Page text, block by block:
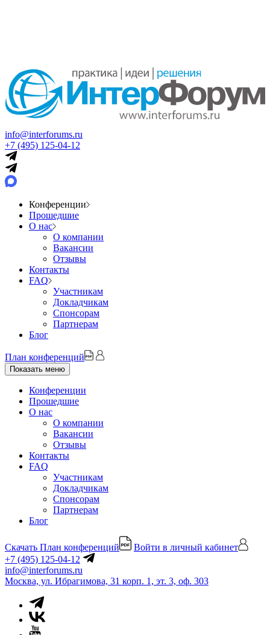
info@interforums.ru
+7 (495) 125-04-12
Конференции
Прошедшие
О нас
О компании
Вакансии
Отзывы
Контакты
FAQ
Участникам
Докладчикам
Спонсорам
Партнерам
Блог
План конференций
Показать меню
Конференции
Прошедшие
О нас
О компании
Вакансии
Отзывы
Контакты
FAQ
Участникам
Докладчикам
Спонсорам
Партнерам
Блог
Скачать План конференций
Войти в личный кабинет
+7 (495) 125-04-12
info@interforums.ru
Москва, ул. Ибрагимова, 31 корп. 1, эт. 3, оф. 303